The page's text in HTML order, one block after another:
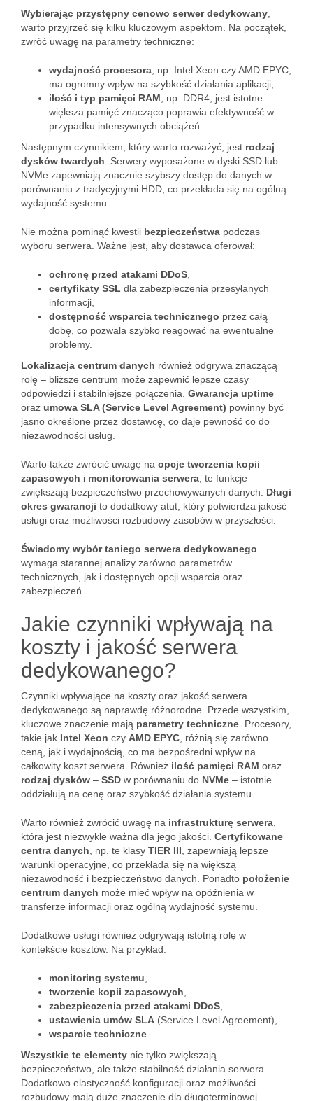
Wybierając przystępny cenowo serwer dedykowany
warto przyjrzeć się kilku kluczowym aspektom. Na początek,
zwróć uwagę na parametry techniczne:
wydajność procesora , np. Intel Xeon czy AMD EPYC,
ma ogromny wpływ na szybkość działania aplikacji,
ilość i typ pamięci RAM , np. DDR4, jest istotne –
większa pamięć znacząco poprawia efektywność w
przypadku intensywnych obciążeń.
Następnym czynnikiem, który warto rozważyć, jest rodzaj
dysków twardych . Serwery wyposażone w dyski SSD lub
NVMe zapewniają znacznie szybszy dostęp do danych w
porównaniu z tradycyjnymi HDD, co przekłada się na ogólną
wydajność systemu.
Nie można pominąć kwestii bezpieczeństwa podczas
wyboru serwera. Ważne jest, aby dostawca oferował:
ochronę przed atakami DDoS
certyfikaty SSL dla zabezpieczenia przesyłanych
informacji,
dostępność wsparcia technicznego przez całą
dobę, co pozwala szybko reagować na ewentualne
problemy.
Lokalizacja centrum danych również odgrywa znaczącą
rolę – bliższe centrum może zapewnić lepsze czasy
odpowiedzi i stabilniejsze połączenia. Gwarancja uptime
oraz umowa SLA (Service Level Agreement) powinny być
jasno określone przez dostawcę, co daje pewność co do
niezawodności usług.
Warto także zwrócić uwagę na opcje tworzenia kopii
zapasowych i monitorowania serwera; te funkcje
zwiększają bezpieczeństwo przechowywanych danych. Długi
okres gwarancji to dodatkowy atut, który potwierdza jakość
usługi oraz możliwości rozbudowy zasobów w przyszłości.
Świadomy wybór taniego serwera dedykowanego
wymaga starannej analizy zarówno parametrów
technicznych, jak i dostępnych opcji wsparcia oraz
zabezpieczeń.
Jakie czynniki wpływają na
koszty i jakość serwera
dedykowanego?
Czynniki wpływające na koszty oraz jakość serwera
dedykowanego są naprawdę różnorodne. Przede wszystkim,
kluczowe znaczenie mają parametry techniczne . Procesory,
takie jak Intel Xeon czy AMD EPYC , różnią się zarówno
ceną, jak i wydajnością, co ma bezpośredni wpływ na
całkowity koszt serwera. Również ilość pamięci RAM oraz
rodzaj dysków – SSD w porównaniu do NVMe – istotnie
oddziałują na cenę oraz szybkość działania systemu.
Warto również zwrócić uwagę na infrastrukturę serwera
która jest niezwykle ważna dla jego jakości. Certyfikowane
centra danych , np. te klasy TIER III , zapewniają lepsze
warunki operacyjne, co przekłada się na większą
niezawodność i bezpieczeństwo danych. Ponadto położenie
centrum danych może mieć wpływ na opóźnienia w
transferze informacji oraz ogólną wydajność systemu.
Dodatkowe usługi również odgrywają istotną rolę w
kontekście kosztów. Na przykład:
monitoring systemu
tworzenie kopii zapasowych
zabezpieczenia przed atakami DDoS
ustawienia umów SLA (Service Level Agreement),
wsparcie techniczne
Wszystkie te elementy nie tylko zwiększają
bezpieczeństwo, ale także stabilność działania serwera.
Dodatkowo elastyczność konfiguracji oraz możliwości
rozbudowy mają duże znaczenie dla długoterminowej